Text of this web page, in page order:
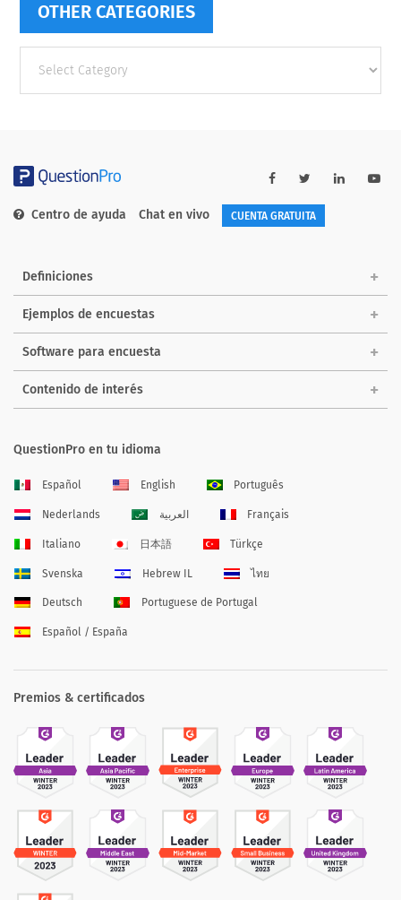
OTHER CATEGORIES
categories
Centro de ayuda Chat en vivo CUENTA GRATUITA
Definiciones
Ejemplos de encuestas
Software para encuesta
Contenido de interés
QuestionPro en tu idioma
Español English Português
Nederlands العربية Français
Italiano 日本語 Türkçe
Svenska Hebrew IL ไทย
Deutsch Portuguese de Portugal
Español / España
Premios & certificados